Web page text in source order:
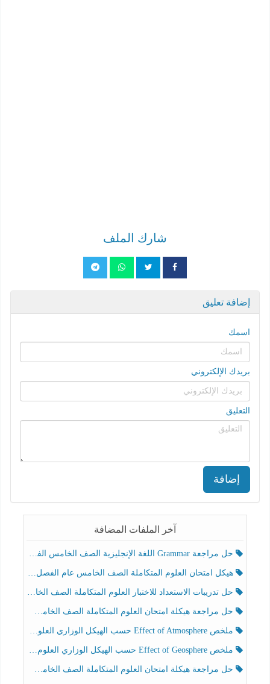
شارك الملف
إضافة تعليق
اسمك
بريدك الإلكتروني
التعليق
إضافة
آخر الملفات المضافة
حل مراجعة Grammar اللغة الإنجليزية الصف الخامس الفصل الثالث
هيكل امتحان العلوم المتكاملة الصف الخامس عام الفصل الدراسي الثالث 2025-2026
حل تدريبات الاستعداد للاختبار العلوم المتكاملة الصف الخامس عام الفصل الثالث
حل مراجعة هيكلة امتحان العلوم المتكاملة الصف الخامس انسبير الفصل الثالث
ملخص Effect of Atmosphere حسب الهيكل الوزاري العلوم المتكاملة الصف الخامس انسبير الفصل الثالث
ملخص Effect of Geosphere حسب الهيكل الوزاري العلوم المتكاملة الصف الخامس انسبير الفصل الثالث
حل مراجعة هيكلة امتحان العلوم المتكاملة الصف الخامس عام الفصل الثالث